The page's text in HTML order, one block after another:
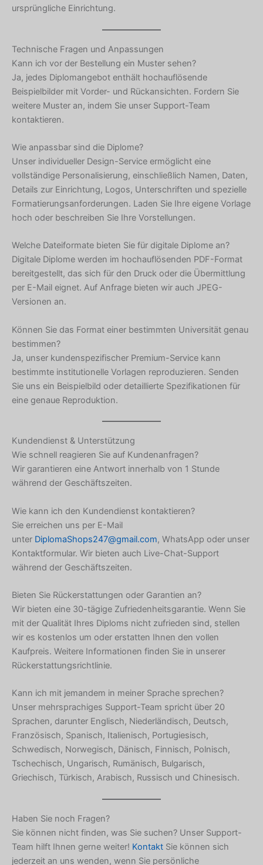
ursprüngliche Einrichtung.
Technische Fragen und Anpassungen
Kann ich vor der Bestellung ein Muster sehen?
Ja, jedes Diplomangebot enthält hochauflösende
Beispielbilder mit Vorder- und Rückansichten. Fordern Sie
weitere Muster an, indem Sie unser Support-Team
kontaktieren.
Wie anpassbar sind die Diplome?
Unser individueller Design-Service ermöglicht eine
vollständige Personalisierung, einschließlich Namen, Daten,
Details zur Einrichtung, Logos, Unterschriften und spezielle
Formatierungsanforderungen. Laden Sie Ihre eigene Vorlage
hoch oder beschreiben Sie Ihre Vorstellungen.
Welche Dateiformate bieten Sie für digitale Diplome an?
Digitale Diplome werden im hochauflösenden PDF-Format
bereitgestellt, das sich für den Druck oder die Übermittlung
per E-Mail eignet. Auf Anfrage bieten wir auch JPEG-
Versionen an.
Können Sie das Format einer bestimmten Universität genau
bestimmen?
Ja, unser kundenspezifischer Premium-Service kann
bestimmte institutionelle Vorlagen reproduzieren. Senden
Sie uns ein Beispielbild oder detaillierte Spezifikationen für
eine genaue Reproduktion.
Kundendienst & Unterstützung
Wie schnell reagieren Sie auf Kundenanfragen?
Wir garantieren eine Antwort innerhalb von 1 Stunde
während der Geschäftszeiten.
Wie kann ich den Kundendienst kontaktieren?
Sie erreichen uns per E-Mail
unter DiplomaShops247@gmail.com, WhatsApp oder unser
Kontaktformular. Wir bieten auch Live-Chat-Support
während der Geschäftszeiten.
Bieten Sie Rückerstattungen oder Garantien an?
Wir bieten eine 30-tägige Zufriedenheitsgarantie. Wenn Sie
mit der Qualität Ihres Diploms nicht zufrieden sind, stellen
wir es kostenlos um oder erstatten Ihnen den vollen
Kaufpreis. Weitere Informationen finden Sie in unserer
Rückerstattungsrichtlinie.
Kann ich mit jemandem in meiner Sprache sprechen?
Unser mehrsprachiges Support-Team spricht über 20
Sprachen, darunter Englisch, Niederländisch, Deutsch,
Französisch, Spanisch, Italienisch, Portugiesisch,
Schwedisch, Norwegisch, Dänisch, Finnisch, Polnisch,
Tschechisch, Ungarisch, Rumänisch, Bulgarisch,
Griechisch, Türkisch, Arabisch, Russisch und Chinesisch.
Haben Sie noch Fragen?
Sie können nicht finden, was Sie suchen? Unser Support-
Team hilft Ihnen gerne weiter! Kontakt Sie können sich
jederzeit an uns wenden, wenn Sie persönliche
Italian
Swedish
Belarusian
Bosnian
Czech
Greek
Croatian
Hungarian
Armenian
Indonesian
Japanese
Korean
Macedonian
Slovak
Albanian
Turkish
Hebrew